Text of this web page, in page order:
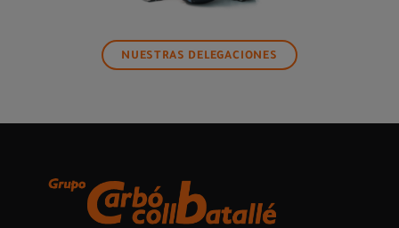
NUESTRAS DELEGACIONES